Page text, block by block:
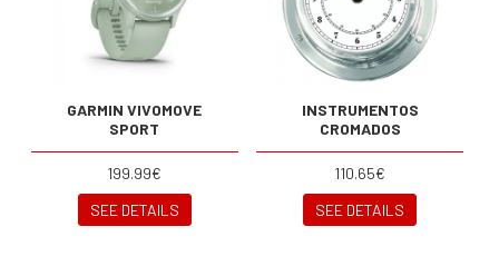
GARMIN VIVOMOVE
SPORT
199.99€
SEE DETAILS
INSTRUMENTOS
CROMADOS
110.65€
SEE DETAILS